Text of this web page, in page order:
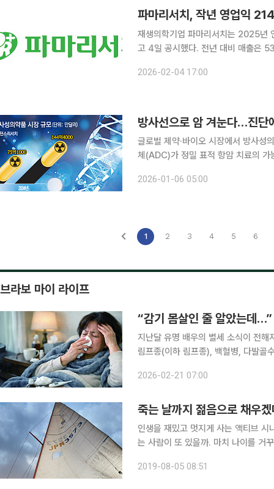
파마리서치, 작년 영업익
재생의학기업 파마리서치는 2025년
고 4일 공시했다. 전년 대비 매출은
에서 고른 성장세가 이어졌다. 특히
2026-02-04 17:00
방사선으로 암 겨눈다…진단
글로벌 제약·바이오 시장에서 방사성
체(ADC)가 정밀 표적 항암 치료의 가
2026-01-06 05:00
1 2 3 4 5 6
브라보 마이 라이프
“감기 몸살인 줄 알았는데
지난달 유명 배우의 별세 소식이 전해
림프종(이하 림프종), 백혈병, 다발골
높은 암으로 꼽힌다. 림프종에 관한
2026-02-21 07:00
죽는 날까지 젊음으로 채우
인생을 재밌고 멋지게 사는 액티브 시
는 사람이 또 있을까. 마치 나이를 거
수 중이다. 올해 나이 64세, 젊음 지
2019-08-05 08:51